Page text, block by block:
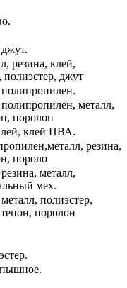
резина, клей,
джут
металл,
поролон
клей ПВА.
резина,
пороло
металл,
мех.
полиэстер,
поролон
пышное.